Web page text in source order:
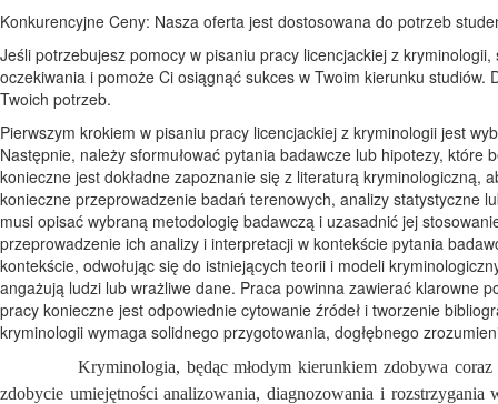
Konkurencyjne Ceny: Nasza oferta jest dostosowana do potrzeb
Jeśli potrzebujesz pomocy w pisaniu pracy licencjackiej z
oczekiwania i pomoże Ci osiągnąć sukces w Twoim kierunku
Twoich potrzeb.
Pierwszym krokiem w pisaniu pracy licencjackiej z kryminologii jest
Następnie, należy sformułować pytania badawcze lub hipotezy,
konieczne jest dokładne zapoznanie się z literaturą
konieczne przeprowadzenie badań terenowych, analizy statystyczne
musi opisać wybraną metodologię badawczą i uzasadnić jej
przeprowadzenie ich analizy i interpretacji w kontekście pytania
kontekście, odwołując się do istniejących teorii i modeli
angażują ludzi lub wrażliwe dane. Praca powinna zawierać klarowne
pracy konieczne jest odpowiednie cytowanie źródeł i tworzenie
kryminologii wymaga solidnego przygotowania, dogłębnego
Kryminologia, będąc młodym kierunkiem zdobywa coraz
zdobycie umiejętnościanalizowania, diagnozowania i